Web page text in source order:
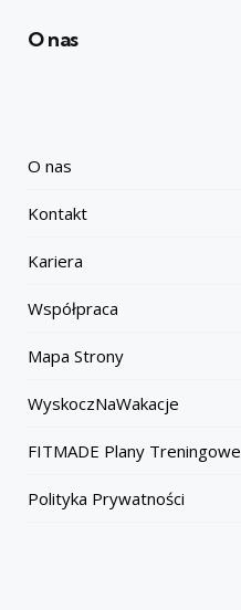
O nas
O nas
Kontakt
Kariera
Współpraca
Mapa Strony
WyskoczNaWakacje
FITMADE Plany Treningowe
Polityka Prywatności